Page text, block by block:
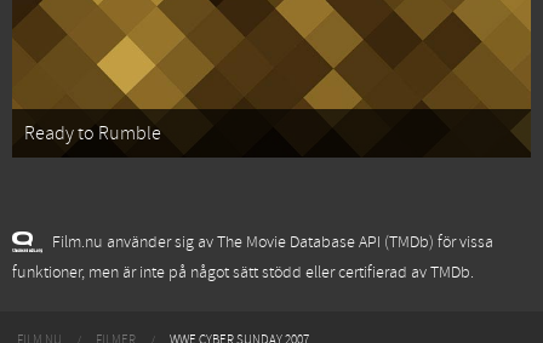
Ready to Rumble
Film.nu använder sig av The Movie Database API (TMDb) för vissa
funktioner, men är inte på något sätt stödd eller certifierad av TMDb.